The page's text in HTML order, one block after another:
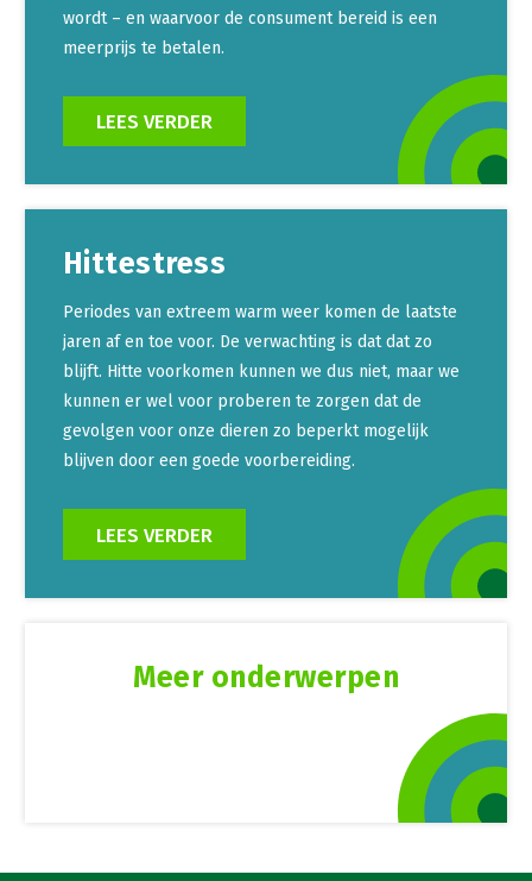
wordt – en waarvoor de consument bereid is een
meerprijs te betalen.
LEES VERDER
Hittestress
Periodes van extreem warm weer komen de laatste
jaren af en toe voor. De verwachting is dat dat zo
blijft. Hitte voorkomen kunnen we dus niet, maar we
kunnen er wel voor proberen te zorgen dat de
gevolgen voor onze dieren zo beperkt mogelijk
blijven door een goede voorbereiding.
LEES VERDER
Meer onderwerpen